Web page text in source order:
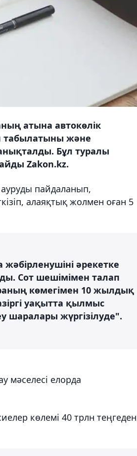
атына автокөлік
табылатыны және
Бұл туралы
Zakon.kz.
пайдаланып,
алаяқтық жолмен оған 5
әрекетке
Сот шешімімен талап
көмегімен 10 жылдық
уақытта қылмыс
жүргізілуде".
мәселесі елорда
көлемі 40 трлн теңгеден